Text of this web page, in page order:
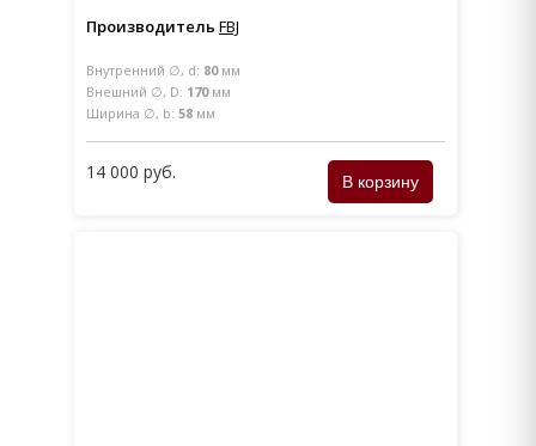
Производитель FBJ
Внутренний ∅, d: 80мм
Внешний ∅, D: 170мм
Ширина ∅, b: 58 мм
14 000 руб.